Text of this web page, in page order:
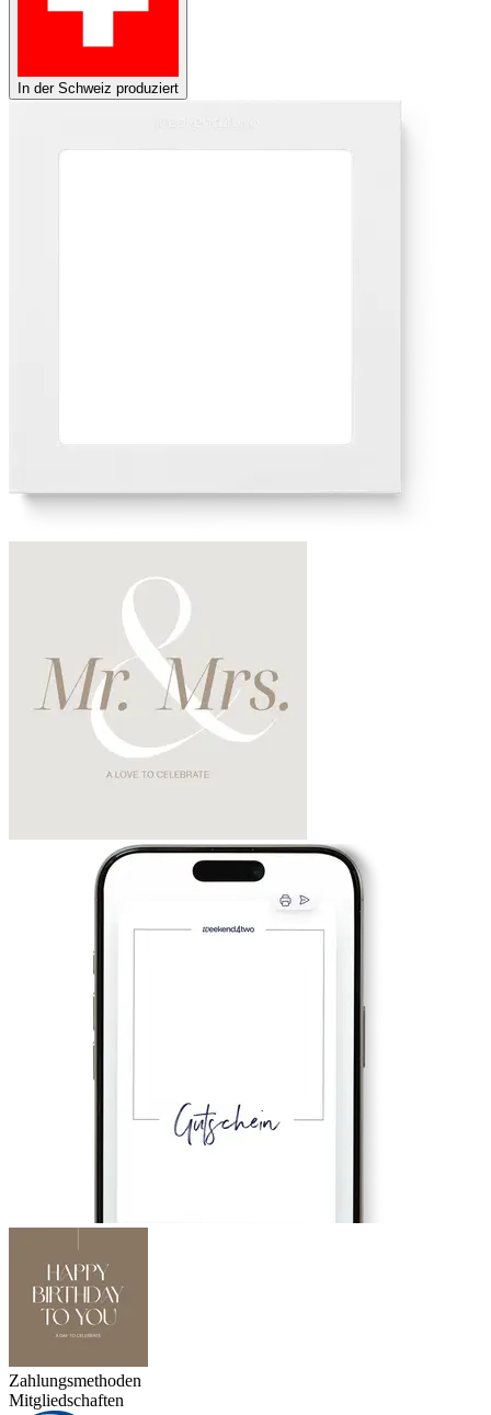
In der Schweiz produziert
Zahlungsmethoden
Mitgliedschaften